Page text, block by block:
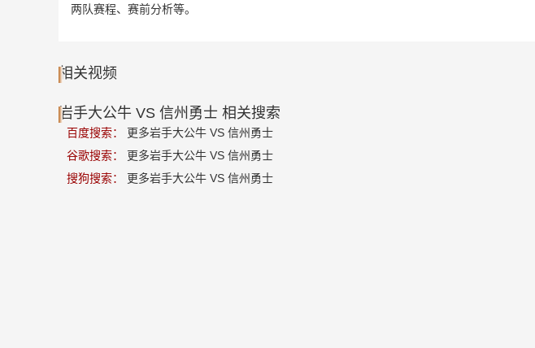
两队赛程、赛前分析等。
相关视频
岩手大公牛 VS 信州勇士 相关搜索
百度搜索：
更多岩手大公牛 VS 信州勇士
谷歌搜索：
更多岩手大公牛 VS 信州勇士
搜狗搜索：
更多岩手大公牛 VS 信州勇士